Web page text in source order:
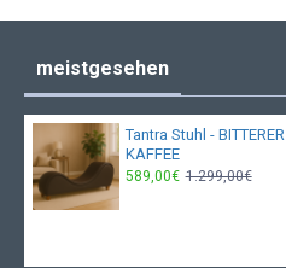
meistgesehen
Tantra Stuhl - BITTERER
KAFFEE
589,00€ 1.299,00€